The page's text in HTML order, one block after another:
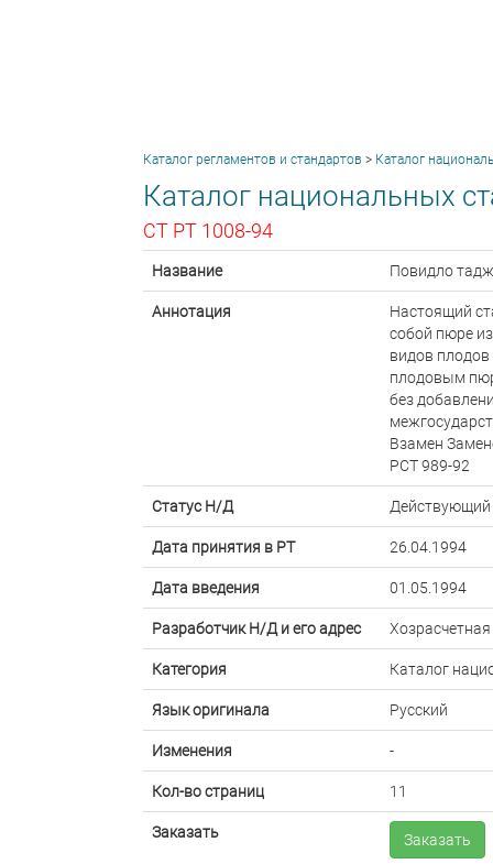
Каталог регламентов и стандартов > Каталог
Каталог национальных
СТ РТ 1008-94
Название Повидло
Аннотация
Настоящий
собой пюре
видов плодов
плодовым
без
Взамен
РСТ 989-92
Статус Н/Д Действующий
Дата принятия в РТ 26.04.1994
Дата введения 01.05.1994
Разработчик Н/Д и его адрес
Категория Каталог
Язык оригинала Русский
Изменения -
Кол-во страниц 11
Заказать Заказать